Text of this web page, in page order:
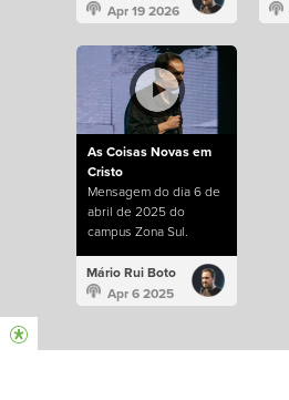
Apr 19 2026
As Coisas Novas em
Cristo
Mensagem do dia 6 de
abril de 2025 do
campus Zona Sul.
Mário Rui Boto
Apr 6 2025